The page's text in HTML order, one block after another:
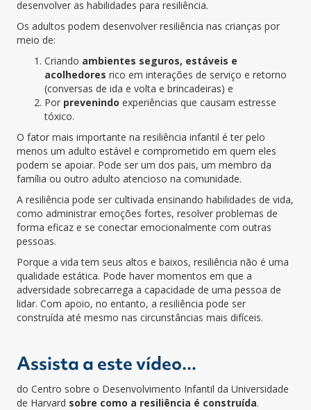
desenvolver as habilidades para resiliência.
Os adultos podem desenvolver resiliência nas crianças por
meio de:
Criando ambientes seguros, estáveis e
acolhedores rico em interações de serviço e retorno
(conversas de ida e volta e brincadeiras) e
Por prevenindo experiências que causam estresse
tóxico.
O fator mais importante na resiliência infantil é ter pelo
menos um adulto estável e comprometido em quem eles
podem se apoiar. Pode ser um dos pais, um membro da
família ou outro adulto atencioso na comunidade.
A resiliência pode ser cultivada ensinando habilidades de vida,
como administrar emoções fortes, resolver problemas de
forma eficaz e se conectar emocionalmente com outras
pessoas.
Porque a vida tem seus altos e baixos, resiliência não é uma
qualidade estática. Pode haver momentos em que a
adversidade sobrecarrega a capacidade de uma pessoa de
lidar. Com apoio, no entanto, a resiliência pode ser
construída até mesmo nas circunstâncias mais difíceis.
Assista a este vídeo...
do Centro sobre o Desenvolvimento Infantil da Universidade
de Harvard sobre como a resiliência é construída.